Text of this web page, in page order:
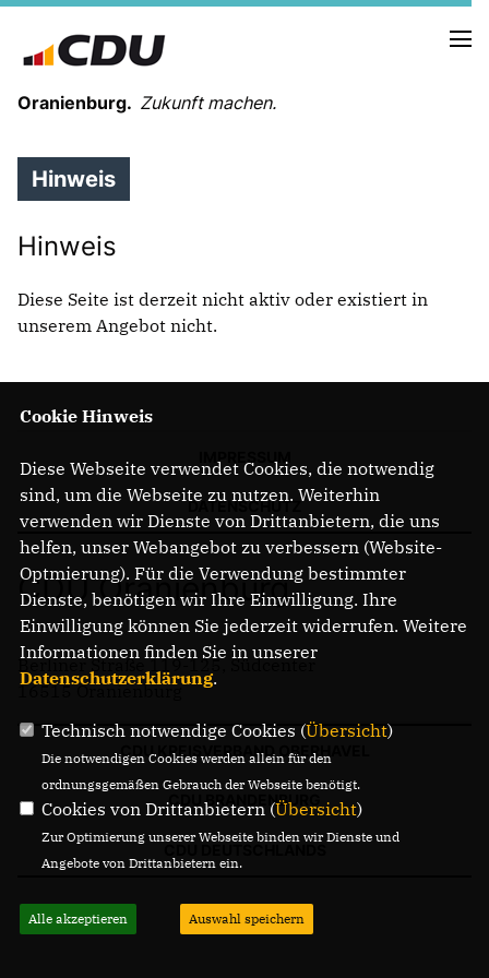
Oranienburg. Zukunft machen.
VORSTAND DER CDU ORANIENBURG
UNSERE KANDIDATEN FÜR DIE SVV
Hinweis
Hinweis
Diese Seite ist derzeit nicht aktiv oder existiert in
unserem Angebot nicht.
DATENSCHUTZ
CDU Oranienburg
Berliner Straße 119-125, Südcenter
16515 Oranienburg
CDU KREISVERBAND OBERHAVEL
CDU BRANDENBURG
Cookie Hinweis
Diese Webseite verwendet Cookies, die notwendig
sind, um die Webseite zu nutzen. Weiterhin
verwenden wir Dienste von Drittanbietern, die uns
helfen, unser Webangebot zu verbessern (Website-
Optmierung). Für die Verwendung bestimmter
Dienste, benötigen wir Ihre Einwilligung. Ihre
Einwilligung können Sie jederzeit widerrufen. Weitere
Informationen finden Sie in unserer
Datenschutzerklärung.
Technisch notwendige Cookies (Übersicht)
Die notwendigen Cookies werden allein für den
ordnungsgemäßen Gebrauch der Webseite benötigt.
Cookies von Drittanbietern (Übersicht)
Zur Optimierung unserer Webseite binden wir Dienste und
Angebote von Drittanbietern ein.
Alle akzeptieren Auswahl speichern